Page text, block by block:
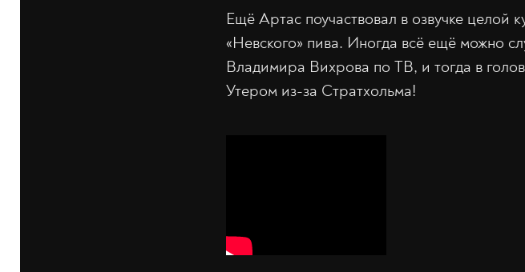
Ещё Артас поучаствовал в озвучке
«Невского» пива. Иногда всё ещё можно
Владимира Вихрова по ТВ, и тогда в
Утером из-за Стратхольма!